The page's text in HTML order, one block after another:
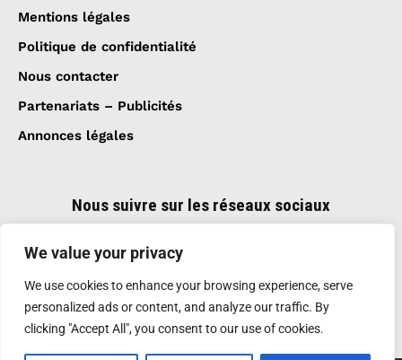
We value your privacy
We use cookies to enhance your browsing experience, serve
personalized ads or content, and analyze our traffic. By
clicking "Accept All", you consent to our use of cookies.
Mentions légales
Politique de confidentialité
Nous contacter
Partenariats – Publicités
Annonces légales
Nous suivre sur les réseaux sociaux